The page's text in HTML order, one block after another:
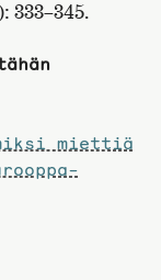
333–345.
miettiä